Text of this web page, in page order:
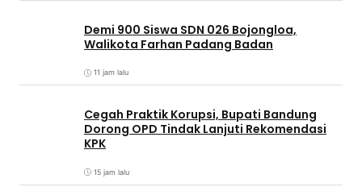
Demi 900 Siswa SDN 026 Bojongloa,
Walikota Farhan Padang Badan
11 jam lalu
Cegah Praktik Korupsi, Bupati Bandung
Dorong OPD Tindak Lanjuti Rekomendasi
KPK
15 jam lalu